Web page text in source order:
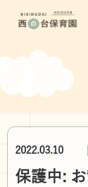
2022.03.10
保護中: